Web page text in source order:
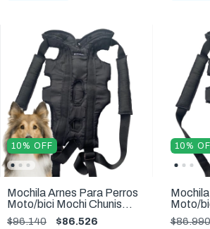
10% OFF
Mochila Arnes Para Perros
Moto/bici Mochi Chunis
Talle XXXL - 13 a 25 Kg
$96.140 $86.526
10%
Moto/
Talle
$86.990